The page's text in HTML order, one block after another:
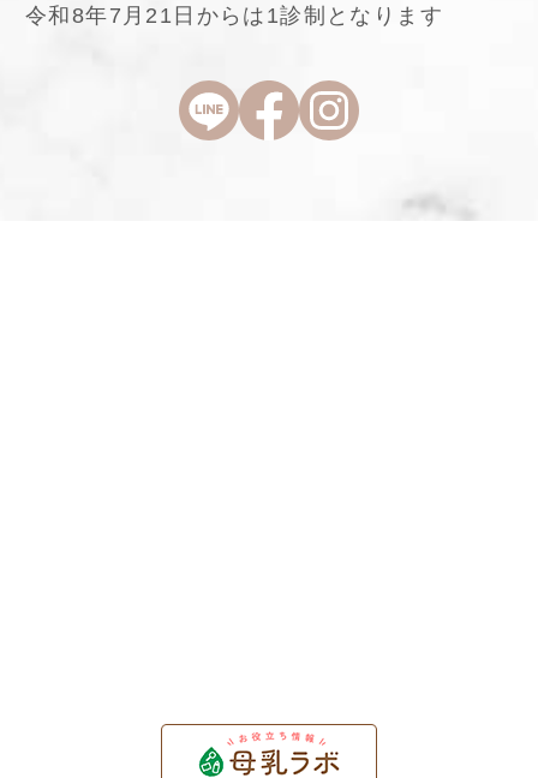
令和8年7月21日からは1診制となります